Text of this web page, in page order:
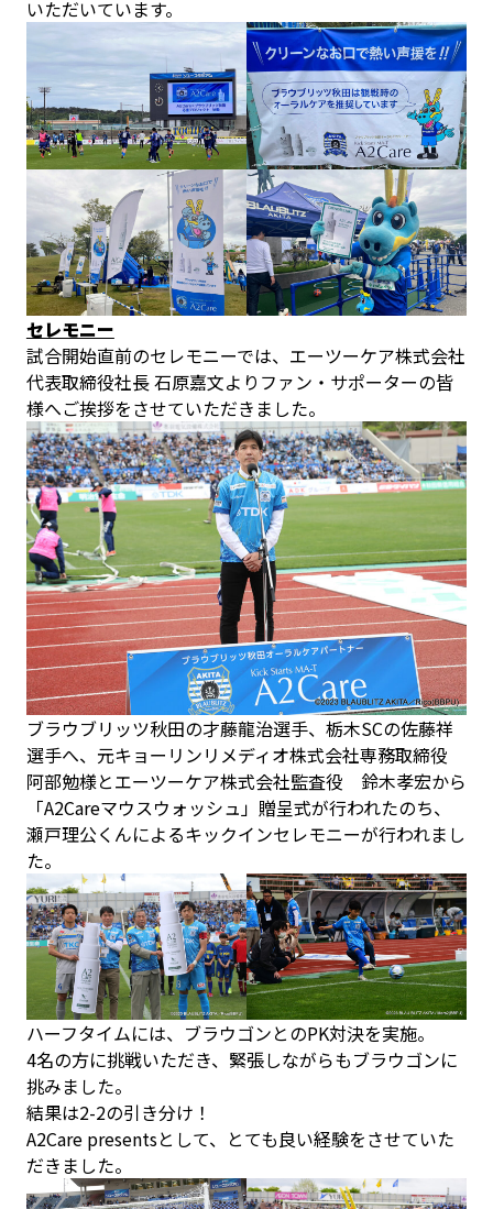
いただいています。
セレモニー
試合開始直前のセレモニーでは、エーツーケア株式会社
代表取締役社長 石原嘉文よりファン・サポーターの皆
様へご挨拶をさせていただきました。
ブラウブリッツ秋田の才藤龍治選手、栃木SCの佐藤祥
選手へ、元キョーリンリメディオ株式会社専務取締役
阿部勉様とエーツーケア株式会社監査役 鈴木孝宏から
「A2Careマウスウォッシュ」贈呈式が行われたのち、
瀬戸理公くんによるキックインセレモニーが行われまし
た。
ハーフタイムには、ブラウゴンとのPK対決を実施。
4名の方に挑戦いただき、緊張しながらもブラウゴンに
挑みました。
結果は2-2の引き分け！
A2Care presentsとして、とても良い経験をさせていた
だきました。